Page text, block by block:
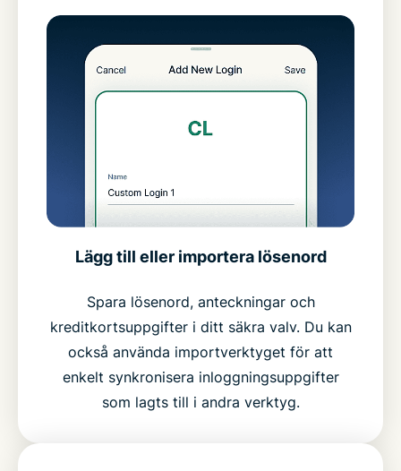
Lägg till eller importera lösenord
Spara lösenord, anteckningar och
kreditkortsuppgifter i ditt säkra valv. Du kan
också använda importverktyget för att
enkelt synkronisera inloggningsuppgifter
som lagts till i andra verktyg.